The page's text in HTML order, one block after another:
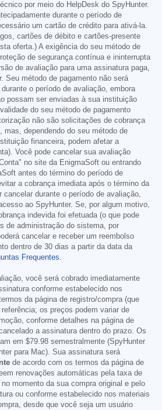
por meio do HelpDesk do SpyHunter.
durante o período de
um cartão de crédito para ativá-la.
cartões de débito e cartões-presente
oferta.) A exigência do seu método de
de segurança contínua e ininterrupta
de avaliação para uma assinatura paga,
Seu método de pagamento não será
o período de avaliação, embora
possam ser enviadas à sua instituição
do seu método de pagamento
não são solicitações de cobrança
mas, dependendo do seu método de
financeira, podem afetar a
Você pode cancelar sua avaliação
no site da EnigmaSoft ou entrando
antes do término do período de
a cobrança imediata após o término da
durante o período de avaliação,
ao SpyHunter. Se, por algum motivo,
indevida foi efetuada (o que pode
de administração do sistema, por
cancelar e receber um reembolso
dentro de 30 dias a partir da data da
Frequentes.
você será cobrado imediatamente
conforme estabelecido nos
da página de registro/compra (que
os preços podem variar de
conforme detalhes na página de
a assinatura dentro do prazo. Os
em $79.98 semestralmente (SpyHunter
para Mac). Sua assinatura será
de acordo com os termos da página de
renovações automáticas pela taxa de
momento da sua compra original e pelo
ou conforme estabelecido nos materiais
desde que você seja um usuário